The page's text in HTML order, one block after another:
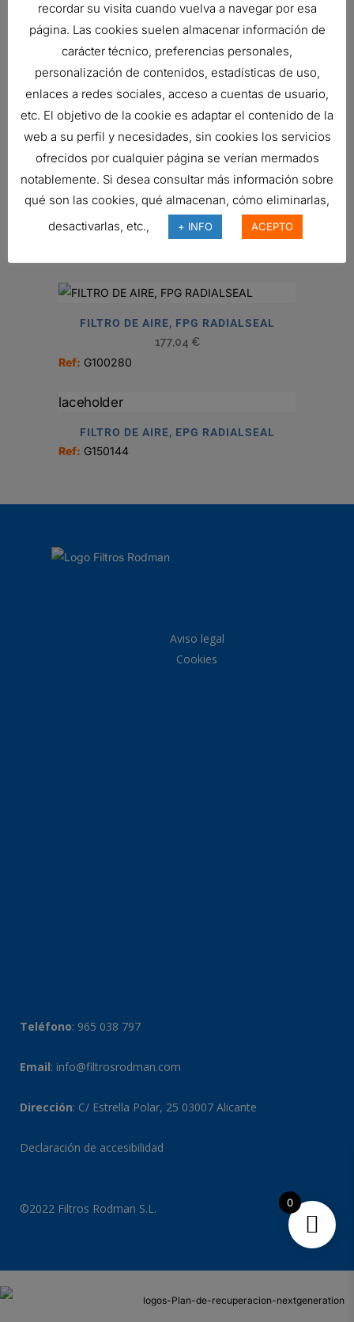
Related products
FILTRO HIDRÁULICO, CARTUCHO DT
FILTRO DE AIRE, PRIMARIO
DURALITE
131,07€
FILTRO DE AIRE, FPG RADIALSEAL
177,04 €
Ref: G100280
FILTRO DE AIRE, EPG RADIALSEAL
Ref: G150144
Aviso legal
Cookies
Teléfono: 965 038 797
Email: info@filtrosrodman.com
Dirección: C/ Estrella Polar, 25 03007 Alicante
Declaración de accesibilidad
©2022 Filtros Rodman S.L.
recordar su visita cuando vuelva a navegar por esa
página. Las cookies suelen almacenar información de
carácter técnico, preferencias personales,
personalización de contenidos, estadísticas de uso,
enlaces a redes sociales, acceso a cuentas de usuario,
etc. El objetivo de la cookie es adaptar el contenido de la
web a su perfil y necesidades, sin cookies los servicios
ofrecidos por cualquier página se verían mermados
notablemente. Si desea consultar más información sobre
qué son las cookies, qué almacenan, cómo eliminarlas,
desactivarlas, etc.,
+ INFO ACEPTO
0